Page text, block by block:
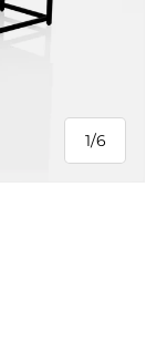
1/
de
6